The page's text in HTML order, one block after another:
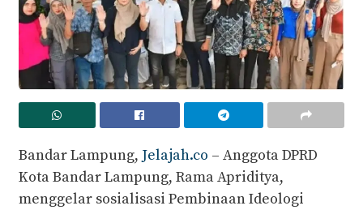
Bandar Lampung, Jelajah.co – Anggota DPRD
Kota Bandar Lampung, Rama Apriditya,
menggelar sosialisasi Pembinaan Ideologi